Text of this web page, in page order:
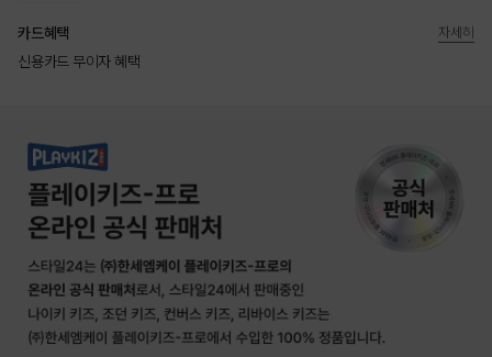
카드혜택
신용카드 무이자 혜택
자세히